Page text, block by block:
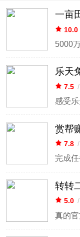
一亩
10.0
5000
乐天
7.5 /
感受
赏帮
7.8 /
转转
5.0 /
真的